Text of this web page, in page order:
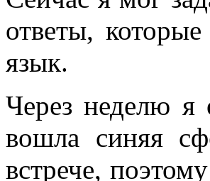
ответы,
язык.
Через неделю я
вошла синяя
встрече,